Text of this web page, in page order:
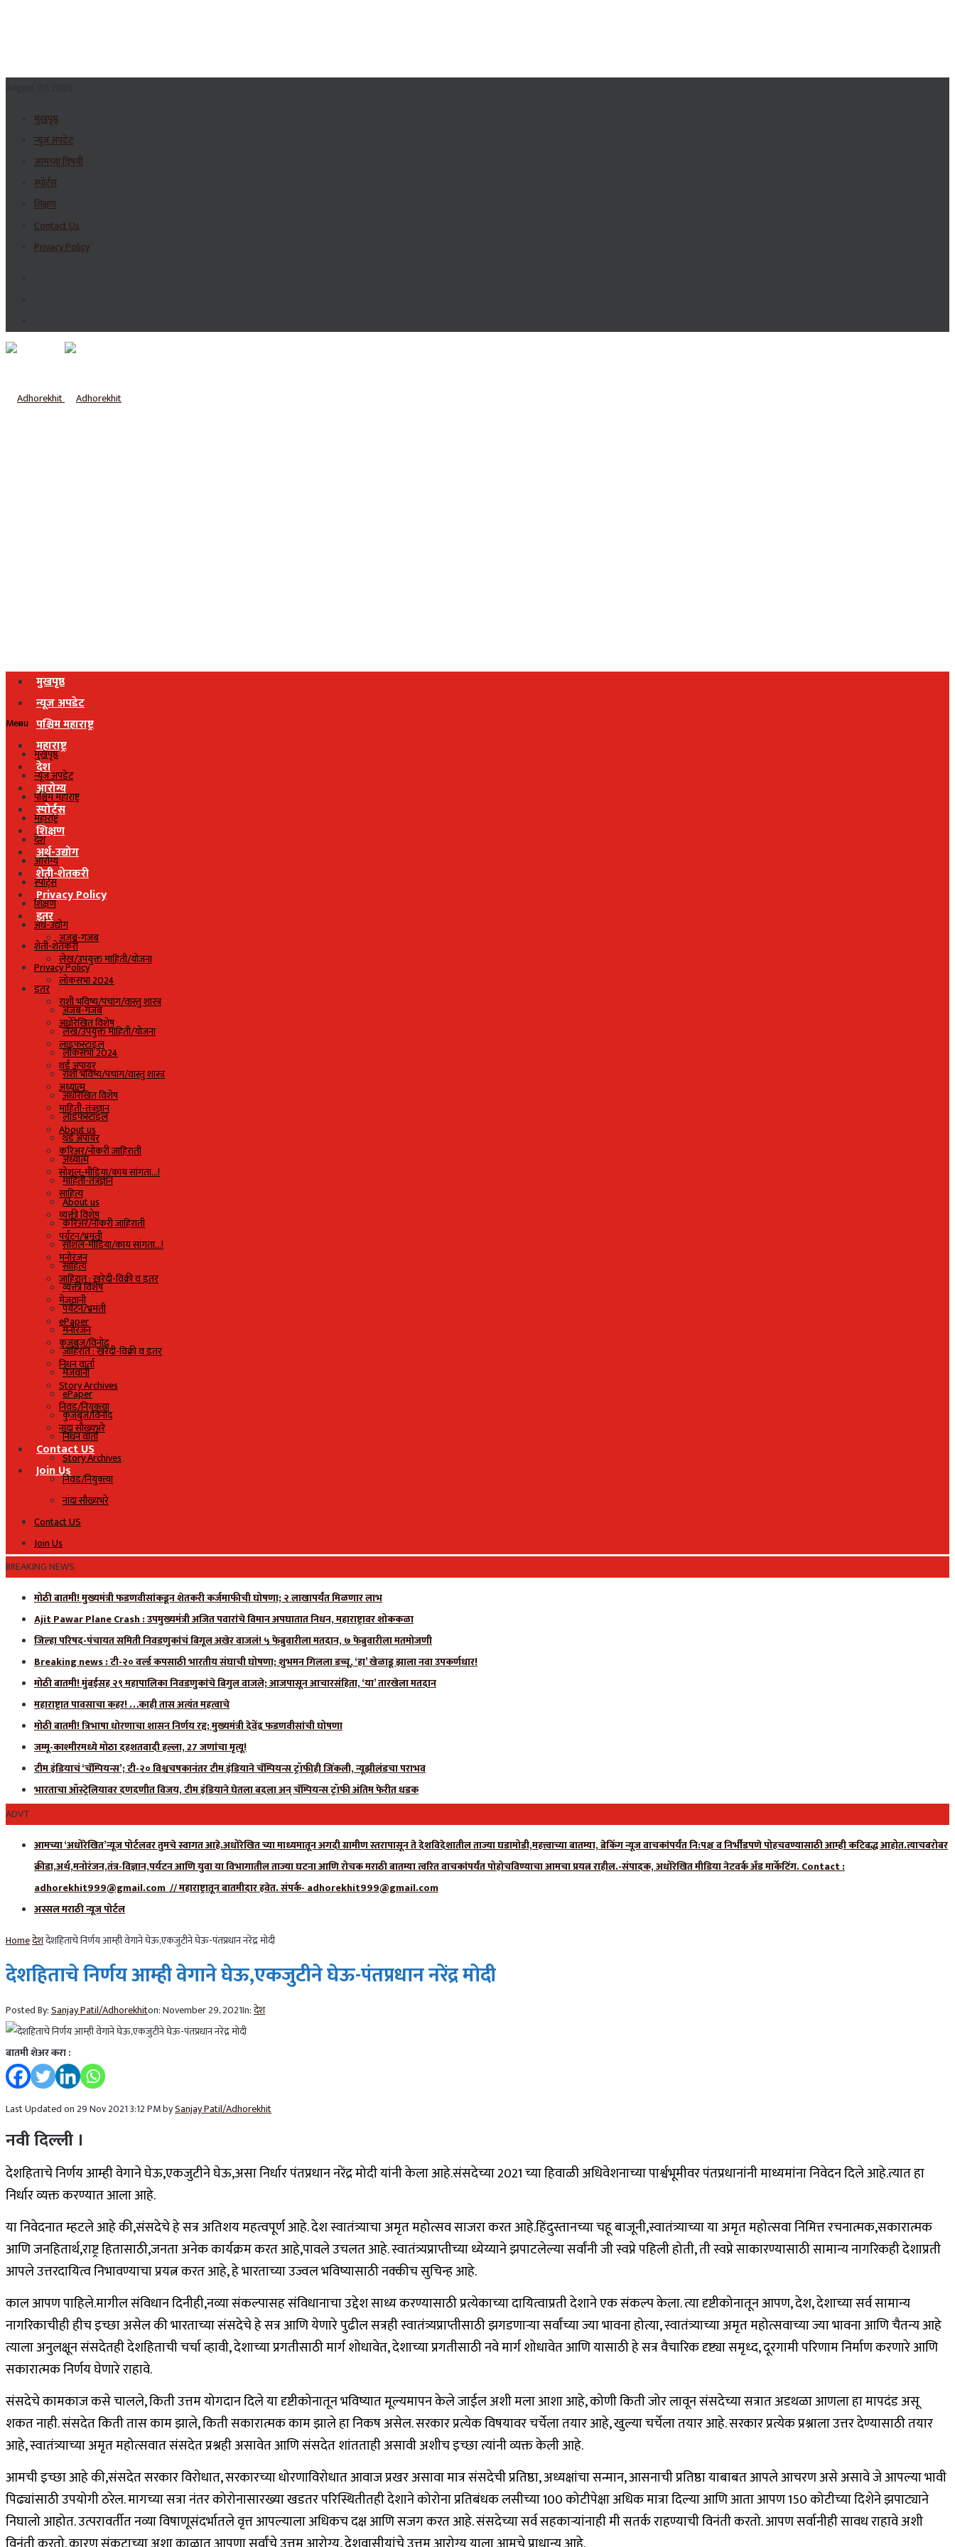
मुखपृष्ठ
न्यूज अपडेट
आमच्या विषयी
स्पोर्ट्स
शिक्षण
Contact Us
Privacy Policy
मुखपृष्ठ
न्यूज अपडेट
पश्चिम महाराष्ट्र
महाराष्ट्र
देश
आरोग्य
स्पोर्ट्स
शिक्षण
अर्थ-उद्योग
शेती-शेतकरी
Privacy Policy
इतर
अजब-गजब
लेख/उपयुक्त माहिती/योजना
लोकसभा 2024
राशी भविष्य/पंचांग/वास्तु शास्त्र
अधोरेखित विशेष
लाइफस्टाइल
थर्ड अंपायर
अध्यात्म
माहिती-तंत्रज्ञान
About us
करिअर/नोकरी जाहिराती
सोशल-मीडिया/काय सांगता…!
साहित्य
व्यक्ती विशेष
पर्यटन/भ्रमंती
मनोरंजन
जाहिरात : खरेदी-विक्री व इतर
मेजवानी
ePaper
कुजबुज/विनोद
निधन वार्ता
Story Archives
निवड/नियुक्त्या
नांदा सौख्यभरे
Contact US
Join Us
Menu
मुखपृष्ठ
न्यूज अपडेट
पश्चिम महाराष्ट्र
महाराष्ट्र
देश
आरोग्य
स्पोर्ट्स
शिक्षण
अर्थ-उद्योग
शेती-शेतकरी
Privacy Policy
इतर
अजब-गजब
लेख/उपयुक्त माहिती/योजना
लोकसभा 2024
राशी भविष्य/पंचांग/वास्तु शास्त्र
अधोरेखित विशेष
लाइफस्टाइल
थर्ड अंपायर
अध्यात्म
माहिती-तंत्रज्ञान
About us
करिअर/नोकरी जाहिराती
सोशल-मीडिया/काय सांगता…!
साहित्य
व्यक्ती विशेष
पर्यटन/भ्रमंती
मनोरंजन
जाहिरात : खरेदी-विक्री व इतर
मेजवानी
ePaper
कुजबुज/विनोद
निधन वार्ता
Story Archives
निवड/नियुक्त्या
नांदा सौख्यभरे
Contact US
Join Us
BREAKING NEWS
मोठी बातमी! मुख्यमंत्री फडणवीसांकडून शेतकरी कर्जमाफीची घोषणा; २ लाखापर्यंत मिळणार लाभ
Ajit Pawar Plane Crash : उपमुख्यमंत्री अजित पवारांचे विमान अपघातात निधन, महाराष्ट्रावर शोककळा
जिल्हा परिषद-पंचायत समिती निवडणुकांचं बिगूल अखेर वाजलं! ५ फेब्रुवारीला मतदान, ७ फेब्रुवारीला मतमोजणी
Breaking news : टी-२० वर्ल्ड कपसाठी भारतीय संघाची घोषणा; शुभमन गिलला डच्चू, ‘हा’ खेळाडू झाला नवा उपकर्णधार!
मोठी बातमी! मुंबईसह २९ महापालिका निवडणुकांचे बिगुल वाजले; आजपासून आचारसंहिता, ‘या’ तारखेला मतदान
महाराष्ट्रात पावसाचा कहर! …काही तास अत्यंत महत्वाचे
मोठी बातमी! त्रिभाषा धोरणाचा शासन निर्णय रद्द; मुख्यमंत्री देवेंद्र फडणवीसांची घोषणा
जम्मू-काश्मीरमध्ये मोठा दहशतवादी हल्ला, 27 जणांचा मृत्यू!
टीम इंडियाचं ‘चॅम्पियन्स’; टी-२० विश्वचषकानंतर टीम इंडियाने चॅम्पियन्स ट्रॉफीही जिंकली, न्यूझीलंडचा पराभव
भारताचा ऑस्ट्रेलियावर दणदणीत विजय, टीम इंडियाने घेतला बदला अन् चॅम्पियन्स ट्रॉफी अंतिम फेरीत धडक
ADVT
आमच्या ‘अधोरेखित’न्यूज पोर्टलवर तुमचे स्वागत आहे.अधोरेखित च्या माध्यमातून अगदी ग्रामीण स्तरापासून ते देशविदेशातील ताज्या घडामोडी,महत्त्वाच्या बातम्या, ब्रेकिंग न्यूज वाचकांपर्यंत नि:पक्ष व निर्भीडपणे पोहचवण्यासाठी आम्ही कटिबद्ध आहोत.त्याचबरोबर
क्रीडा,अर्थ,मनोरंजन,तंत्र-विज्ञान,पर्यटन आणि युवा या विभागातील ताज्या घटना आणि रोचक मराठी बातम्या त्वरित वाचकांपर्यंत पोहोचविण्याचा आमचा प्रयत्न राहील.-संपादक, अधोरेखित मीडिया नेटवर्क अँड मार्केटिंग. Contact :
adhorekhit999@gmail.com // महाराष्ट्रातून बातमीदार हवेत. संपर्क- adhorekhit999@gmail.com
अस्सल मराठी न्यूज पोर्टल
Homeदेशदेशहिताचे निर्णय आम्ही वेगाने घेऊ,एकजुटीने घेऊ-पंतप्रधान नरेंद्र मोदी
देशहिताचे निर्णय आम्ही वेगाने घेऊ,एकजुटीने घेऊ-पंतप्रधान नरेंद्र मोदी
Posted By:Sanjay Patil/Adhorekhiton:November 29, 2021In:देश
बातमी शेअर करा :
Last Updated on 29 Nov 2021 3:12 PM bySanjay Patil/Adhorekhit
नवी दिल्ली ।
देशहिताचे निर्णय आम्ही वेगाने घेऊ,एकजुटीने घेऊ,असा निर्धार पंतप्रधान नरेंद्र मोदी यांनी केला आहे.संसदेच्या 2021 च्या हिवाळी अधिवेशनाच्या पार्श्वभूमीवर पंतप्रधानांनी माध्यमांना निवेदन दिले आहे.त्यात हा
निर्धार व्यक्त करण्यात आला आहे.
या निवेदनात म्हटले आहे की,संसदेचे हे सत्र अतिशय महत्वपूर्ण आहे. देश स्वातंत्र्याचा अमृत महोत्सव साजरा करत आहे.हिंदुस्तानच्या चहू बाजूनी,स्वातंत्र्याच्या या अमृत महोत्सवा निमित्त रचनात्मक,सकारात्मक
आणि जनहितार्थ,राष्ट्र हितासाठी,जनता अनेक कार्यक्रम करत आहे,पावले उचलत आहे. स्वातंत्र्यप्राप्तीच्या ध्येय्याने झपाटलेल्या सर्वांनी जी स्वप्ने पहिली होती, ती स्वप्ने साकारण्यासाठी सामान्य नागरिकही देशाप्रती
आपले उत्तरदायित्व निभावण्याचा प्रयत्न करत आहे, हे भारताच्या उज्वल भविष्यासाठी नक्कीच सुचिन्ह आहे.
काल आपण पाहिले.मागील संविधान दिनीही,नव्या संकल्पासह संविधानाचा उद्देश साध्य करण्यासाठी प्रत्येकाच्या दायित्वाप्रती देशाने एक संकल्प केला. त्या दृष्टीकोनातून आपण, देश, देशाच्या सर्व सामान्य
नागरिकाचीही हीच इच्छा असेल की भारताच्या संसदेचे हे सत्र आणि येणारे पुढील सत्रही स्वातंत्र्यप्राप्तीसाठी झगडणाऱ्या सर्वांच्या ज्या भावना होत्या, स्वातंत्र्याच्या अमृत महोत्सवाच्या ज्या भावना आणि चैतन्य आहे
त्याला अनुलक्षून संसदेतही देशहिताची चर्चा व्हावी, देशाच्या प्रगतीसाठी मार्ग शोधावेत, देशाच्या प्रगतीसाठी नवे मार्ग शोधावेत आणि यासाठी हे सत्र वैचारिक दृष्ट्या समृध्द, दूरगामी परिणाम निर्माण करणारे आणि
सकारात्मक निर्णय घेणारे राहावे.
संसदेचे कामकाज कसे चालले, किती उत्तम योगदान दिले या दृष्टीकोनातून भविष्यात मूल्यमापन केले जाईल अशी मला आशा आहे, कोणी किती जोर लावून संसदेच्या सत्रात अडथळा आणला हा मापदंड असू
शकत नाही. संसदेत किती तास काम झाले, किती सकारात्मक काम झाले हा निकष असेल. सरकार प्रत्येक विषयावर चर्चेला तयार आहे, खुल्या चर्चेला तयार आहे. सरकार प्रत्येक प्रश्नाला उत्तर देण्यासाठी तयार
आहे, स्वातंत्र्याच्या अमृत महोत्सवात संसदेत प्रश्नही असावेत आणि संसदेत शांतताही असावी अशीच इच्छा त्यांनी व्यक्त केली आहे.
आमची इच्छा आहे की,संसदेत सरकार विरोधात, सरकारच्या धोरणाविरोधात आवाज प्रखर असावा मात्र संसदेची प्रतिष्ठा, अध्यक्षांचा सन्मान, आसनाची प्रतिष्ठा याबाबत आपले आचरण असे असावे जे आपल्या भावी
पिढ्यांसाठी उपयोगी ठरेल. मागच्या सत्रा नंतर कोरोनासारख्या खडतर परिस्थितीतही देशाने कोरोना प्रतिबंधक लसीच्या 100 कोटीपेक्षा अधिक मात्रा दिल्या आणि आता आपण 150 कोटीच्या दिशेने झपाट्याने
निघालो आहोत. उत्परावर्तीत नव्या विषाणूसंदर्भातले वृत्त आपल्याला अधिकच दक्ष आणि सजग करत आहे. संसदेच्या सर्व सहकाऱ्यांनाही मी सतर्क राहण्याची विनंती करतो. आपण सर्वानीही सावध राहावे अशी